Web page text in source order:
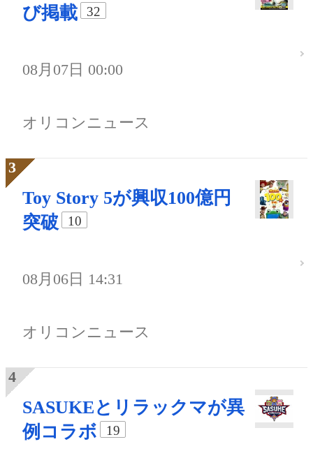
び掲載
32
08月07日 00:00
オリコンニュース
Toy Story 5が興収100億円
突破
10
08月06日 14:31
オリコンニュース
SASUKEとリラックマが異
例コラボ
19